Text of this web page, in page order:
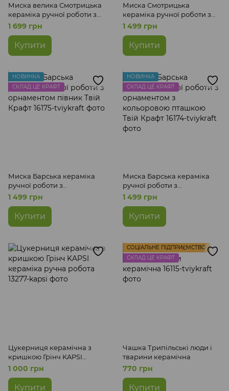
Миска велика Смотрицька
кераміка ручної роботи з
орнаментом зозуля велика
Твій Крафт
1 699 грн
Купити
Миска Смотрицька
кераміка ручної роботи з
орнаментом зозуля на гілці
мала Твій Крафт
1 499 грн
Купити
НОВИНКА
СКЛАД ЦЕ КРАФТ
Миска Барська кераміка
ручної роботи з
орнаментом півник Твій
1 499 грн
Купити
НОВИНКА
СКЛАД ЦЕ КРАФТ
Миска Барська кераміка
ручної роботи з
орнаментом з кольоровою
пташкою Твій Крафт
1 499 грн
Купити
Цукерниця керамічна з
кришкою Грінч KAPSI
кераміка ручна робота
1 000 грн
Купити
СОЦІАЛЬНЕ ПІДПРИЄМСТВО
СКЛАД ЦЕ КРАФТ
Чашка Трипільські люди і
тварини керамічна
770 грн
Купити